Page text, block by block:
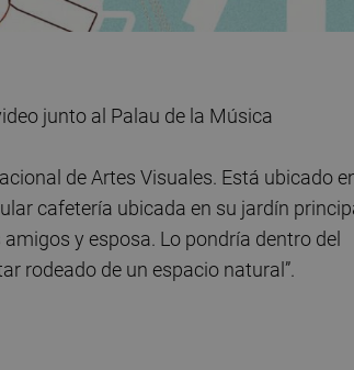
junto al Palau de la Música
de Artes Visuales. Está ubicado
cafetería ubicada en su jardín
y esposa. Lo pondría dentro del
rodeado de un espacio natural”.